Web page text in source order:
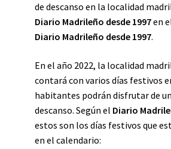
de descanso en la localidad
Diario Madrileño desde 1997en
Diario Madrileño desde 1997.
En el año 2022, la localidad
contará con varios días festivos
habitantes podrán disfrutar de
descanso. Según el Diario
estos son los días festivos que
en el calendario: